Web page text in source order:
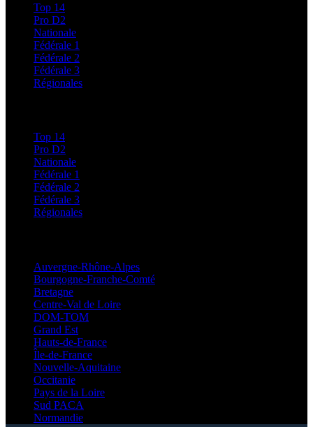
Top 14
Pro D2
Nationale
Fédérale 1
Fédérale 2
Fédérale 3
Régionales
Top 14
Pro D2
Nationale
Fédérale 1
Fédérale 2
Fédérale 3
Régionales
Auvergne-Rhône-Alpes
Bourgogne-Franche-Comté
Bretagne
Centre-Val de Loire
DOM-TOM
Grand Est
Hauts-de-France
Île-de-France
Nouvelle-Aquitaine
Occitanie
Pays de la Loire
Sud PACA
Normandie